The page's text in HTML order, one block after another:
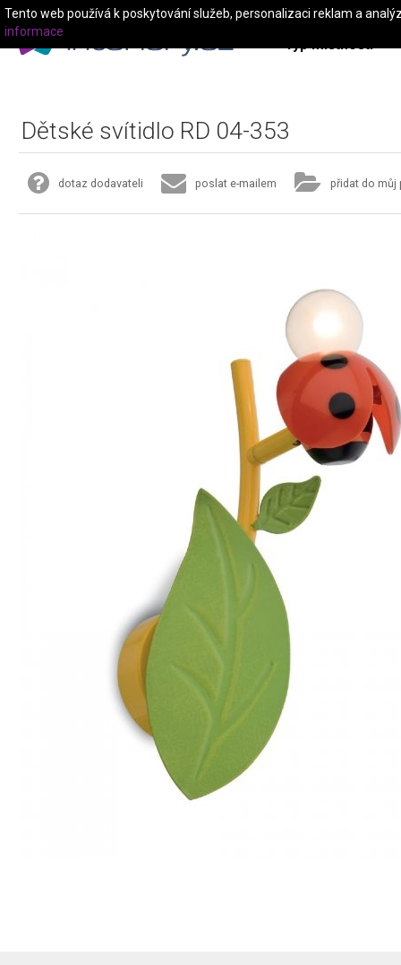
Typ místnosti
Dětské svítidlo RD 04-353
dotaz dodavateli poslat e-mailem přidat do můj
Tento web používá k poskytování služeb, personalizaci reklam a
informace